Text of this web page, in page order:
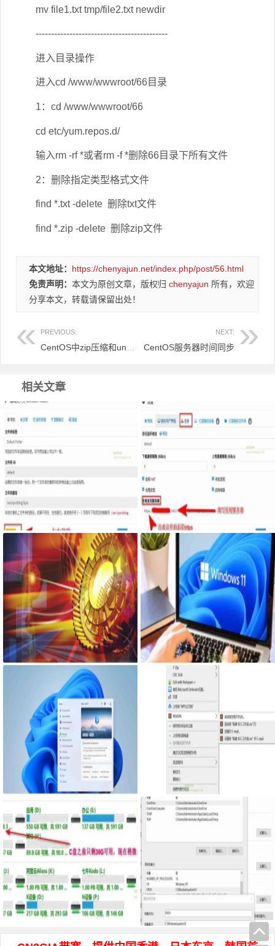
mv file1.txt tmp/file2.txt newdir
-------------------------------------------
进入目录操作
进入cd /www/wwwroot/66目录
1：cd /www/wwwroot/66
cd etc/yum.repos.d/
输入rm -rf *或者rm -f *删除66目录下所有文件
2：删除指定类型格式文件
find *.txt -delete 删除txt文件
find *.zip -delete 删除zip文件
本文地址： https://chenyajun.net/index.php/post/56.html
免责声明： 本文为原创文章，版权归 chenyajun 所有，欢迎
分享本文，转载请保留出处！
PREVIOUS: NEXT:
CentOS服务器时间同步
相关文章
Syncthing在同一台设备上不同的
文件夹之间来实现文件夹的同步
利用Syncthing备份到云储存
服务器搭建syncthing客户端，自
己私有syncthing发现服务器和中
继服务器
一台笔记本电脑比台式机更容易崩
溃蓝屏经历
Windows终于有了改进带有增强音
量混合器的Windows 11 Build 253
09
微软明年将推出Windows12 由于x
86芯片的进步，Windows的下个主
要版本可能会专注于新的人工智能
压缩软件创建自己的右键压缩方
式，提高效率
mklink创建符号软链接减少C盘占
用
windows10 执行命令提示不是内
部或外部命令也不是可运行的程序
的处理